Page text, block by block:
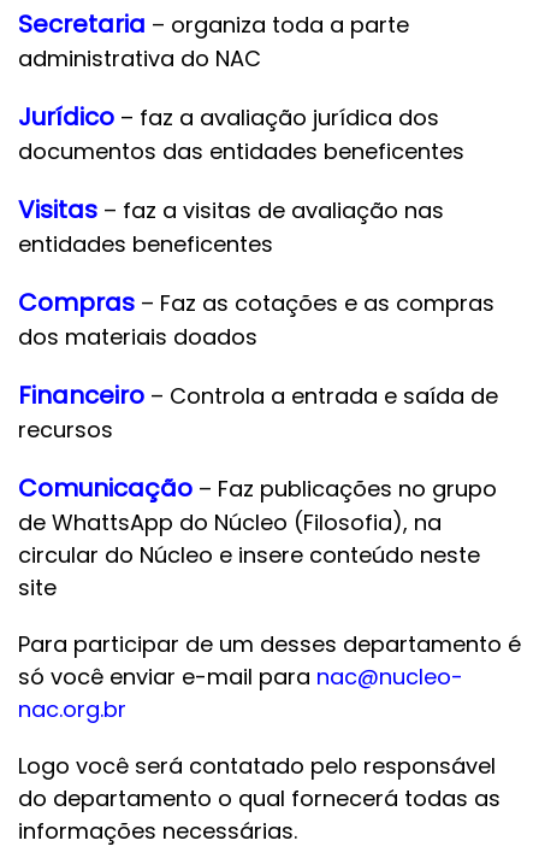
Secretaria – organiza toda a parte
administrativa do NAC
Jurídico – faz a avaliação jurídica dos
documentos das entidades beneficentes
Visitas – faz a visitas de avaliação nas
entidades beneficentes
Compras – Faz as cotações e as compras
dos materiais doados
Financeiro – Controla a entrada e saída de
recursos
Comunicação – Faz publicações no grupo
de WhattsApp do Núcleo (Filosofia), na
circular do Núcleo e insere conteúdo neste
site
Para participar de um desses departamento é
só você enviar e-mail para nac@nucleo-
nac.org.br
Logo você será contatado pelo responsável
do departamento o qual fornecerá todas as
informações necessárias.